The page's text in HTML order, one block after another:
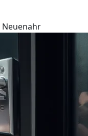
Neuenahr